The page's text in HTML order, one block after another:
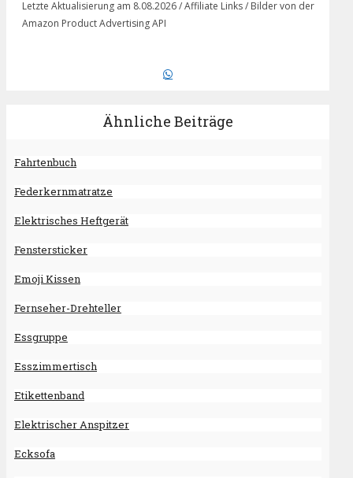
Letzte Aktualisierung am 8.08.2026 / Affiliate Links / Bilder von der
Amazon Product Advertising API
Ähnliche Beiträge
Fahrtenbuch
Federkernmatratze
Elektrisches Heftgerät
Fenstersticker
Emoji Kissen
Fernseher-Drehteller
Essgruppe
Esszimmertisch
Etikettenband
Elektrischer Anspitzer
Ecksofa